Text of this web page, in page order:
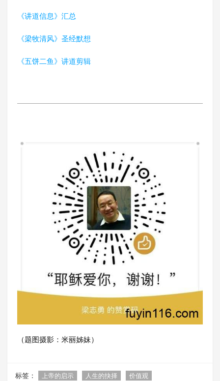
《讲道信息》汇总
《梁牧清风》圣经默想
《五饼二鱼》讲道剪辑
（题图摄影：米丽姊妹）
标签： 上帝的启示 人生的抉择 价值观